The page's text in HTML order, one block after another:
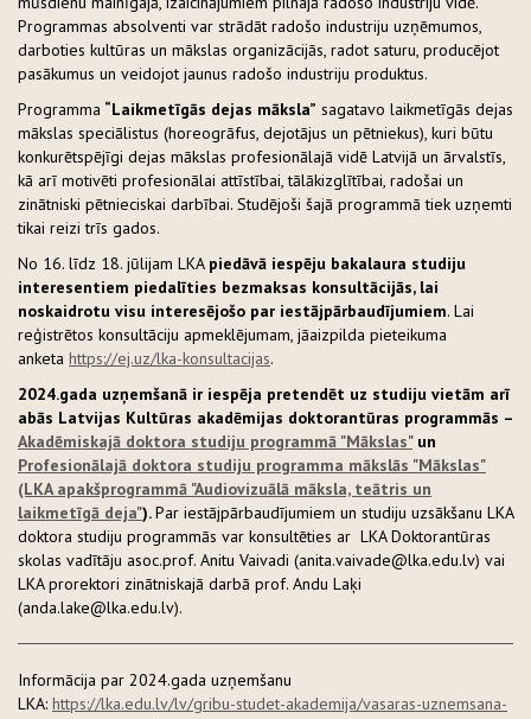
Programmas absolventi var strādāt radošo industriju uzņēmumos,
darboties kultūras un mākslas organizācijās, radot saturu, producējot
pasākumus un veidojot jaunus radošo industriju produktus.
Programma “Laikmetīgās dejas māksla” sagatavo laikmetīgās dejas
mākslas speciālistus (horeogrāfus, dejotājus un pētniekus), kuri būtu
konkurētspējīgi dejas mākslas profesionālajā vidē Latvijā un ārvalstīs,
kā arī motivēti profesionālai attīstībai, tālākizglītībai, radošai un
zinātniski pētnieciskai darbībai. Studējoši šajā programmā tiek uzņemti
tikai reizi trīs gados.
No 16. līdz 18. jūlijam LKA piedāvā iespēju bakalaura studiju
interesentiem piedalīties bezmaksas konsultācijās, lai
noskaidrotu visu interesējošo par iestājpārbaudījumiem. Lai
reģistrētos konsultāciju apmeklējumam, jāaizpilda pieteikuma
anketa https://ej.uz/lka-konsultacijas.
2024.gada uzņemšanā ir iespēja pretendēt uz studiju vietām arī
abās Latvijas Kultūras akadēmijas doktorantūras programmās –
Akadēmiskajā doktora studiju programmā "Mākslas"un
Profesionālajā doktora studiju programma mākslās "Mākslas"
(LKA apakšprogrammā "Audiovizuālā māksla, teātris un
laikmetīgā deja").Par iestājpārbaudījumiem un studiju uzsākšanu LKA
doktora studiju programmās var konsultēties ar LKA Doktorantūras
skolas vadītāju asoc.prof. Anitu Vaivadi (anita.vaivade@lka.edu.lv) vai
LKA prorektori zinātniskajā darbā prof. Andu Laķi
(anda.lake@lka.edu.lv).
Informācija par 2024.gada uzņemšanu
LKA: https://lka.edu.lv/lv/gribu-studet-akademija/vasaras-uznemsana-